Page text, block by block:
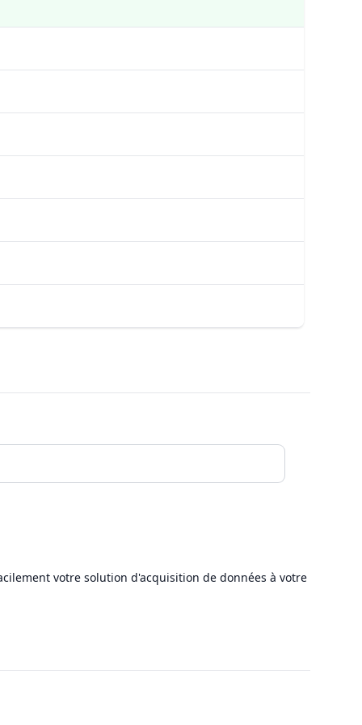
votre solution d'acquisition de données à votre